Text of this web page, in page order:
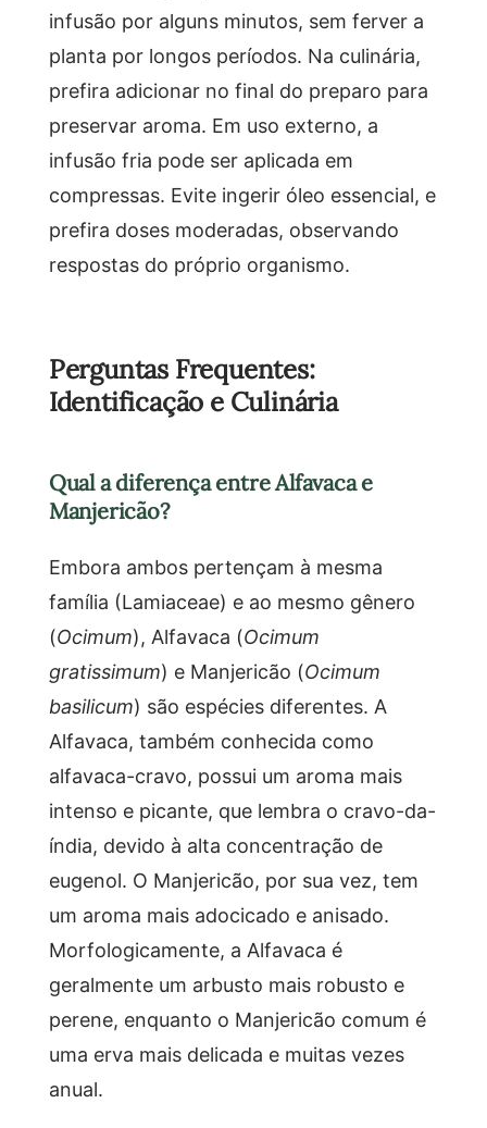
infusão por alguns minutos, sem ferver a
planta por longos períodos. Na culinária,
prefira adicionar no final do preparo para
preservar aroma. Em uso externo, a
infusão fria pode ser aplicada em
compressas. Evite ingerir óleo essencial, e
prefira doses moderadas, observando
respostas do próprio organismo.
Perguntas Frequentes:
Identificação e Culinária
Qual a diferença entre Alfavaca e
Manjericão?
Embora ambos pertençam à mesma
família (Lamiaceae) e ao mesmo gênero
(Ocimum), Alfavaca (Ocimum
gratissimum) e Manjericão (Ocimum
basilicum) são espécies diferentes. A
Alfavaca, também conhecida como
alfavaca-cravo, possui um aroma mais
intenso e picante, que lembra o cravo-da-
índia, devido à alta concentração de
eugenol. O Manjericão, por sua vez, tem
um aroma mais adocicado e anisado.
Morfologicamente, a Alfavaca é
geralmente um arbusto mais robusto e
perene, enquanto o Manjericão comum é
uma erva mais delicada e muitas vezes
anual.